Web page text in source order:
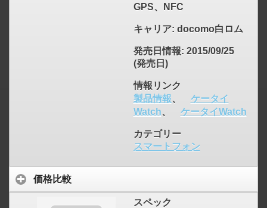
GPS、NFC
キャリア: docomo白ロム
発売日情報: 2015/09/25
(発売日)
情報リンク
製品情報、
ケータイ
Watch、 ケータイWatch
カテゴリー
スマートフォン
価格比較
スペック